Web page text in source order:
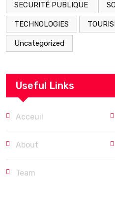
SECURITÉ PUBLIQUE
TECHNOLOGIES
Uncategorized
Useful Links
Acceuil
About
Team